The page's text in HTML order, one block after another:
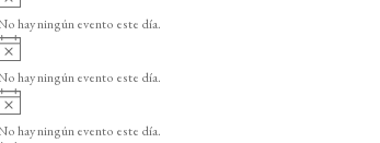
v
i
o
hay ningún evento este día.
v
i
o
hay ningún evento este día.
v
i
hay ningún evento este día.